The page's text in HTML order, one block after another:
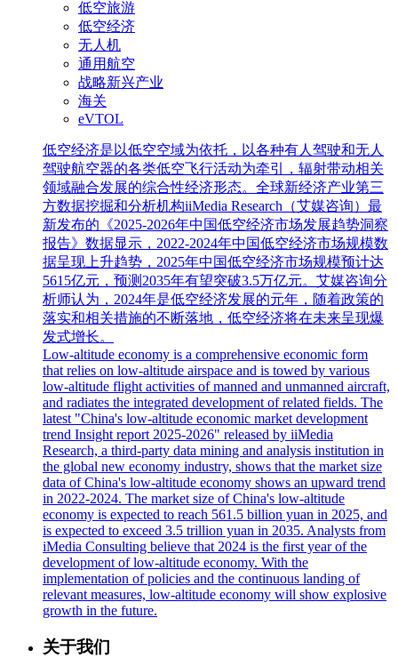
低空旅游
低空经济
无人机
通用航空
战略新兴产业
海关
eVTOL
低空经济是以低空空域为依托，以各种有人驾驶和无人
驾驶航空器的各类低空飞行活动为牵引，辐射带动相关
领域融合发展的综合性经济形态。全球新经济产业第三
方数据挖掘和分析机构iiMedia Research（艾媒咨询）最
新发布的《2025-2026年中国低空经济市场发展趋势洞察
报告》数据显示，2022-2024年中国低空经济市场规模数
据呈现上升趋势，2025年中国低空经济市场规模预计达
5615亿元，预测2035年有望突破3.5万亿元。艾媒咨询分
析师认为，2024年是低空经济发展的元年，随着政策的
落实和相关措施的不断落地，低空经济将在未来呈现爆
发式增长。
Low-altitude economy is a comprehensive economic form
that relies on low-altitude airspace and is towed by various
low-altitude flight activities of manned and unmanned aircraft,
and radiates the integrated development of related fields. The
latest "China's low-altitude economic market development
trend Insight report 2025-2026" released by iiMedia
Research, a third-party data mining and analysis institution in
the global new economy industry, shows that the market size
data of China's low-altitude economy shows an upward trend
in 2022-2024. The market size of China's low-altitude
economy is expected to reach 561.5 billion yuan in 2025, and
is expected to exceed 3.5 trillion yuan in 2035. Analysts from
iMedia Consulting believe that 2024 is the first year of the
development of low-altitude economy. With the
implementation of policies and the continuous landing of
relevant measures, low-altitude economy will show explosive
growth in the future.
关于我们